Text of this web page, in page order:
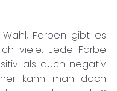
Farben gibt es
viele. Jede Farbe
als auch negativ
kann man doch